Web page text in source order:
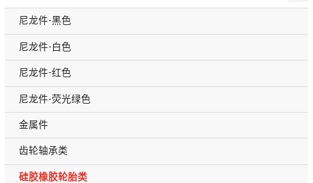
尼龙件-黑色
尼龙件-白色
尼龙件-红色
尼龙件-荧光绿色
金属件
齿轮轴承类
硅胶橡胶轮胎类